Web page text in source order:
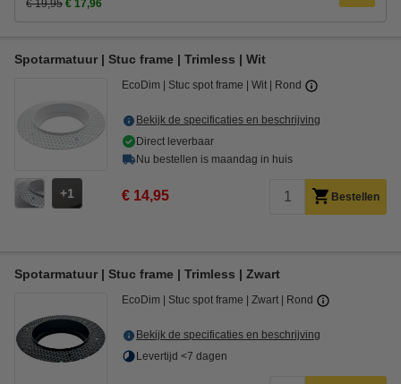
€ 19,95 € 17,96
Spotarmatuur | Stuc frame | Trimless | Wit
1
EcoDim Stuc spot frame Wit Rond
Bekijk de specificaties en beschrijving
Direct leverbaar
Nu bestellen is maandag in huis
€ 14,95 Bestellen
Spotarmatuur | Stuc frame | Trimless | Zwart
EcoDim Stuc spot frame Zwart Rond
Bekijk de specificaties en beschrijving
Levertijd <7 dagen